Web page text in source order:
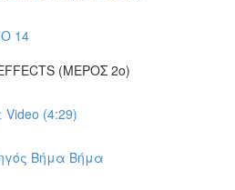
14
(ΜΕΡΟΣ 2o)
(4:29)
Βήμα Βήμα